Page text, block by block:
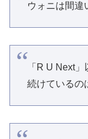
ウォニは間違
「R U Next
続けているの